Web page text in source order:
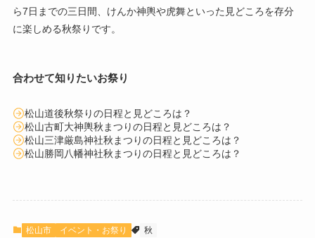
ら7日までの三日間、けんか神輿や虎舞といった見どころを存分
に楽しめる秋祭りです。
合わせて知りたいお祭り
松山道後秋祭りの日程と見どころは？
松山古町大神輿秋まつりの日程と見どころは？
松山三津厳島神社秋まつりの日程と見どころは？
松山勝岡八幡神社秋まつりの日程と見どころは？
松山市 イベント・お祭り 秋